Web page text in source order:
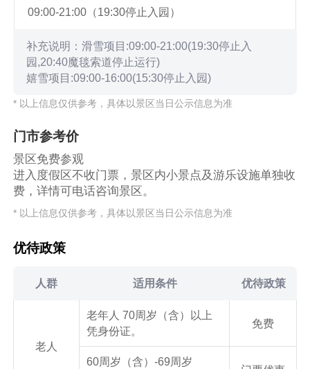
09:00-21:00（19:30停止入园）
补充说明：滑雪项目:09:00-21:00(19:30停止入
园,20:40魔毯索道停止运行)
嬉雪项目:09:00-16:00(15:30停止入园)
* 以上信息仅供参考，具体以景区当日公示信息为准
门市参考价
景区免费参观
进入度假区不收门票，景区内小景点及游乐设施单独收
费，详情可电话咨询景区。
* 以上信息仅供参考，具体以景区当日公示信息为准
优待政策
人群 适用条件 优待政策
老人
老年人 70周岁（含）以上
凭身份证。
免费
60周岁（含）-69周岁